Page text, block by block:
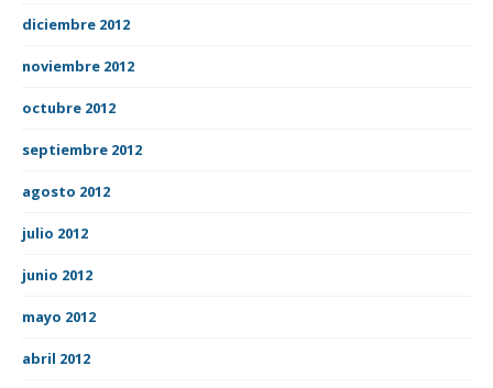
diciembre 2012
noviembre 2012
octubre 2012
septiembre 2012
agosto 2012
julio 2012
junio 2012
mayo 2012
abril 2012